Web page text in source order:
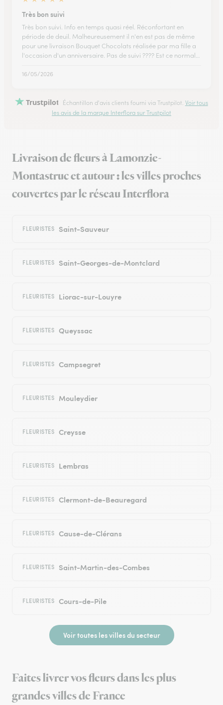
Très bon suivi
Très bon suivi. Info en temps quasi réel. Réconfortant en
période de deuil. Malheureusement il n'en est pas de même
pour une livraison Bouquet Chocolats réalisée par ma fille a
l'occasion d'un anniversaire. Pas de suivi ???? Est ce normal…
16/05/2026
Trustpilot Échantillon d'avis clients fourni via Trustpilot. Voir tous
les avis de la marque Interflora sur Trustpilot
Livraison de fleurs à Lamonzie-
Montastruc et autour : les villes proches
couvertes par le réseau Interflora
FLEURISTES Saint-Sauveur
FLEURISTES Saint-Georges-de-Montclard
FLEURISTES Liorac-sur-Louyre
FLEURISTES Queyssac
FLEURISTES Campsegret
FLEURISTES Mouleydier
FLEURISTES Creysse
FLEURISTES Lembras
FLEURISTES Clermont-de-Beauregard
FLEURISTES Cause-de-Clérans
FLEURISTES Saint-Martin-des-Combes
FLEURISTES Cours-de-Pile
Voir toutes les villes du secteur
Faites livrer vos fleurs dans les plus
grandes villes de France